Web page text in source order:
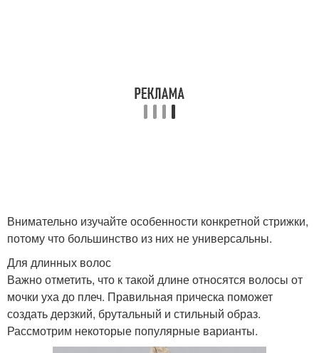
Слои на среднюю длину
Внимательно изучайте особенности конкретной стрижки,
потому что большинство из них не универсальны.
Для длинных волос
Важно отметить, что к такой длине относятся волосы от
мочки уха до плеч. Правильная прическа поможет
создать дерзкий, брутальный и стильный образ.
Рассмотрим некоторые популярные варианты.